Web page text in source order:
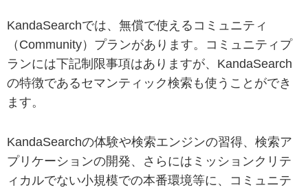
KandaSearchでは、無償で使えるコミュニティ
（Community）プランがあります。コミュニティプ
ランには下記制限事項はありますが、KandaSearch
の特徴であるセマンティック検索も使うことができ
ます。
KandaSearchの体験や検索エンジンの習得、検索ア
プリケーションの開発、さらにはミッションクリテ
ィカルでない小規模での本番環境等に、コミュニテ